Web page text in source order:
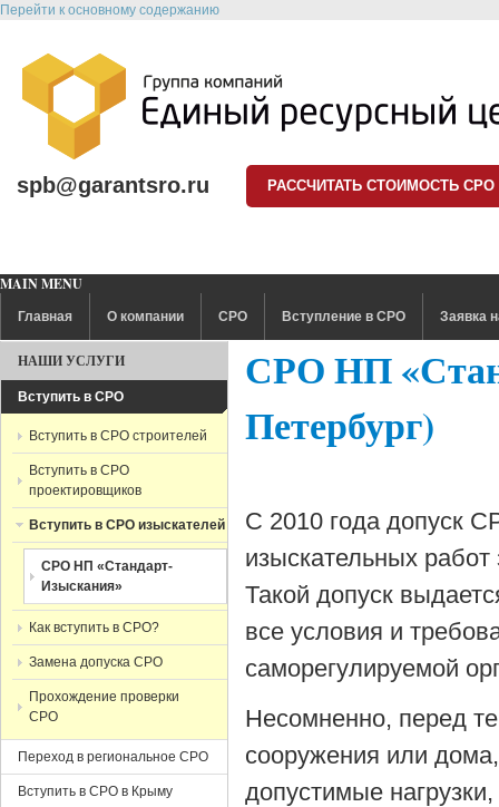
Перейти к основному содержанию
spb@garantsro.ru РАССЧИТАТЬ СТОИМОСТЬ СРО
MAIN MENU
Главная О компании СРО Вступление в СРО Заявка
СРО НП
Петербург)
С 2010 года допуск
изыскательных
Такой допуск
все условия и
саморегулируемой
Несомненно, перед
сооружения или
допустимые
НАШИ УСЛУГИ
Вступить в СРО
Вступить в СРО строителей
Вступить в СРО
проектировщиков
Вступить в СРО изыскателей
СРО НП «Стандарт-
Изыскания»
Как вступить в СРО?
Замена допуска СРО
Прохождение проверки
СРО
Переход в региональное СРО
Вступить в СРО в Крыму